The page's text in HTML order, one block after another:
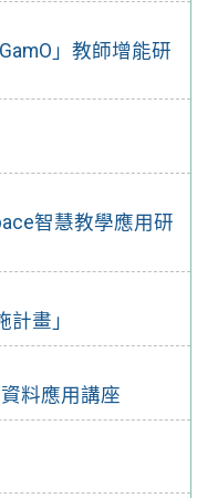
」教師增能研
智慧教學應用研
畫」
料應用講座